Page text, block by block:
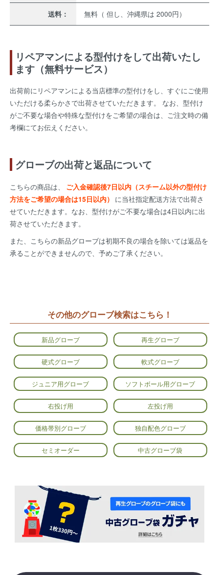
送料： 無料（ 但し、沖縄県は 2000円）
リペアマンによる型付けをして出荷いたし
ます（無料サービス）
出荷前にリペアマンによる当店標準の型付けをし、すぐにご使用
いただける柔らかさで出荷させていただきます。 なお、型付け
がご不要な場合や特殊な型付けをご希望の場合は、ご注文時の備
考欄にてお伝えください。
グローブの出荷と返品について
こちらの商品は、
ご入金確認後7日以内（スチーム以外の型付け
方法をご希望の場合は15日以内） に当社指定配送方法で出荷さ
せていただきます。なお、型付けがご不要な場合は4日以内に出
荷させていただきます。
また、こちらの新品グローブは初期不良の場合を除いては返品を
承ることができませんので、予めご了承ください。
その他のグローブ検索はこちら！
新品グローブ 再生グローブ
硬式グローブ 軟式グローブ
ジュニア用グローブ ソフトボール用グローブ
右投げ用 左投げ用
価格帯別グローブ 独自配色グローブ
セミオーダー 中古グローブ袋